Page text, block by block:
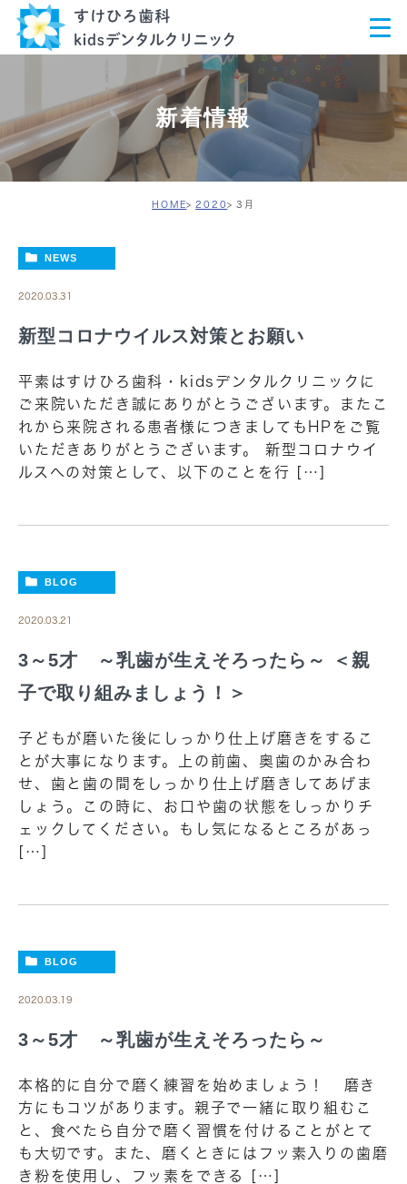
新着情報
HOME 2020 3月
NEWS
2020.03.31
新型コロナウイルス対策とお願い
平素はすけひろ歯科・kidsデンタルクリニックに
ご来院いただき誠にありがとうございます。またこ
れから来院される患者様につきましてもHPをご覧
いただきありがとうございます。 新型コロナウイ
ルスへの対策として、以下のことを行 […]
BLOG
2020.03.21
3～5才 ～乳歯が生えそろったら～ ＜親
子で取り組みましょう！＞
子どもが磨いた後にしっかり仕上げ磨きをするこ
とが大事になります。上の前歯、奥歯のかみ合わ
せ、歯と歯の間をしっかり仕上げ磨きしてあげま
しょう。この時に、お口や歯の状態をしっかりチ
ェックしてください。もし気になるところがあっ
[…]
BLOG
2020.03.19
3～5才 ～乳歯が生えそろったら～
本格的に自分で磨く練習を始めましょう！ 磨き
方にもコツがあります。親子で一緒に取り組むこ
と、食べたら自分で磨く習慣を付けることがとて
も大切です。また、磨くときにはフッ素入りの歯磨
き粉を使用し、フッ素をできる […]